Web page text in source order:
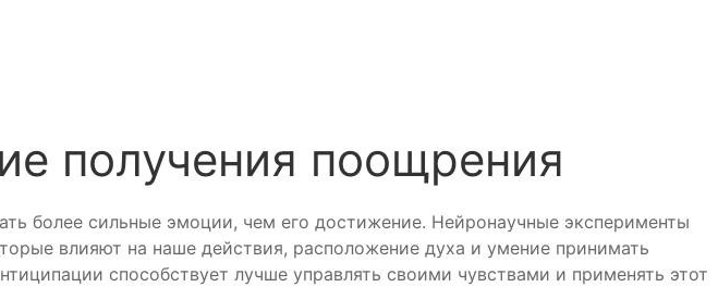
получения поощрения
более сильные эмоции, чем его достижение. Нейронаучные эксперименты
влияют на наше действия, расположение духа и умение принимать
способствует лучше управлять своими чувствами и применять этот